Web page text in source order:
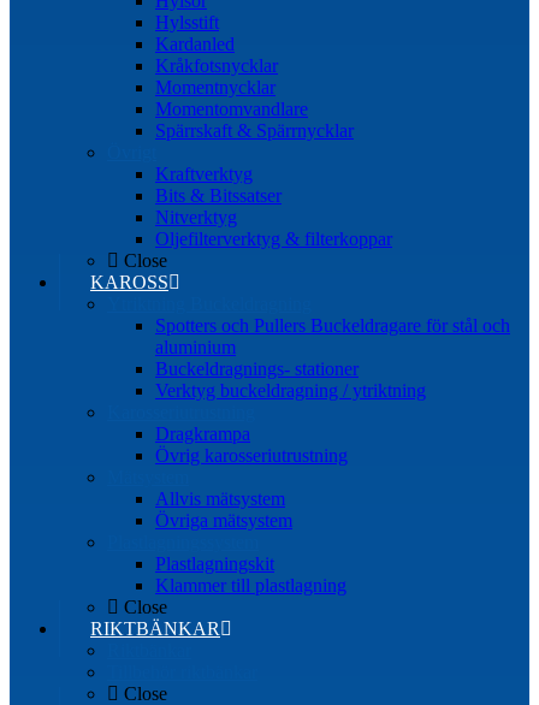
Hylsstift
Kardanled
Kråkfotsnycklar
Momentnycklar
Momentomvandlare
Spärrskaft & Spärrnycklar
Kraftverktyg
Bits & Bitssatser
Nitverktyg
Oljefilterverktyg & filterkoppar
Close
KAROSS
Spotters och Pullers Buckeldragare för stål och
aluminium
Buckeldragnings- stationer
Verktyg buckeldragning / ytriktning
Dragkrampa
Övrig karosseriutrustning
Allvis mätsystem
Övriga mätsystem
Plastlagningskit
Klammer till plastlagning
Close
RIKTBÄNKAR
Close